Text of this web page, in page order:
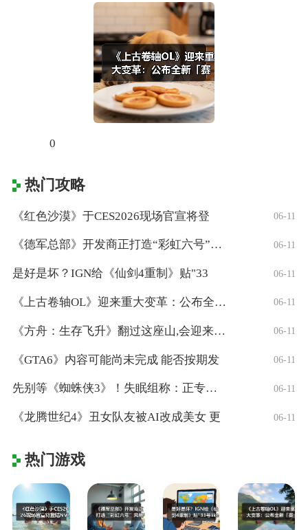
0
热门攻略
《红色沙漠》于CES2026现场官宣将登 06-11
《德军总部》开发商正打造“彩虹六号”风格 06-11
是好是坏？IGN给《仙剑4重制》贴"33 06-11
《上古卷轴OL》迎来重大变革：公布全新「 06-11
《方舟：生存飞升》翻过这座山,会迎来真正 06-11
《GTA6》内容可能尚未完成 能否按期发 06-11
先别等《蜘蛛侠3》！失眠组称：正专注打造 06-11
《龙腾世纪4》丑女队友被AI改成美女 更 06-11
热门游戏